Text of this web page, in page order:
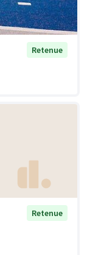
Retenue
Retenue